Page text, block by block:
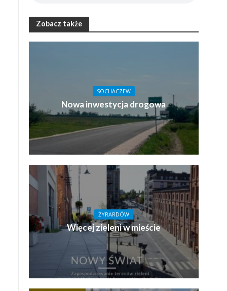
Zobacz także
SOCHACZEW
Nowa inwestycja drogowa
ŻYRARDÓW
Więcej zieleni w mieście